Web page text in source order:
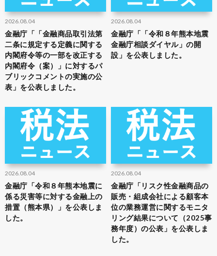
2026.08.04
金融庁「「金融商品取引法第
二条に規定する定義に関する
内閣府令等の一部を改正する
内閣府令（案）」に対するパ
ブリックコメントの実施の公
表」を公表しました。
2026.08.04
金融庁「「令和８年熊本地震
金融庁相談ダイヤル」の開
設」を公表しました。
2026.08.04
金融庁「令和８年熊本地震に
係る災害等に対する金融上の
措置（熊本県）」を公表しま
した。
2026.08.04
金融庁「リスク性金融商品の
販売・組成会社による顧客本
位の業務運営に関するモニタ
リング結果について（2025事
務年度）の公表」を公表しま
した。